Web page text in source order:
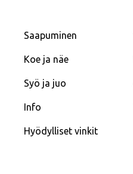
Saapuminen
Koe ja näe
Syö ja juo
Info
Hyödylliset vinkit